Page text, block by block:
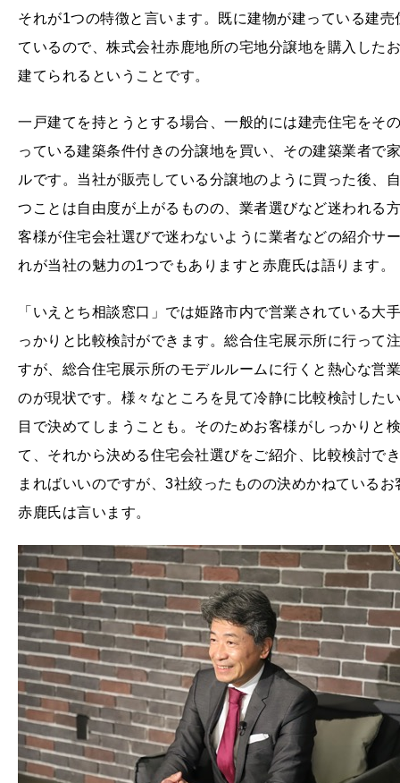
それが1つの特徴と言います。既に建物が建っている建
ているので、株式会社赤鹿地所の宅地分譲地を購入した
建てられるということです。
一戸建てを持とうとする場合、一般的には建売住宅をそ
っている建築条件付きの分譲地を買い、その建築業者で
ルです。当社が販売している分譲地のように買った後、
つことは自由度が上がるものの、業者選びなど迷われる
客様が住宅会社選びで迷わないように業者などの紹介サ
れが当社の魅力の1つでもありますと赤鹿氏は語ります。
「いえとち相談窓口」では姫路市内で営業されている
っかりと比較検討ができます。総合住宅展示所に行って
すが、総合住宅展示所のモデルルームに行くと熱心な営
のが現状です。様々なところを見て冷静に比較検討した
目で決めてしまうことも。そのためお客様がしっかりと
て、それから決める住宅会社選びをご紹介、比較検討で
まればいいのですが、3社絞ったものの決めかねている
赤鹿氏は言います。